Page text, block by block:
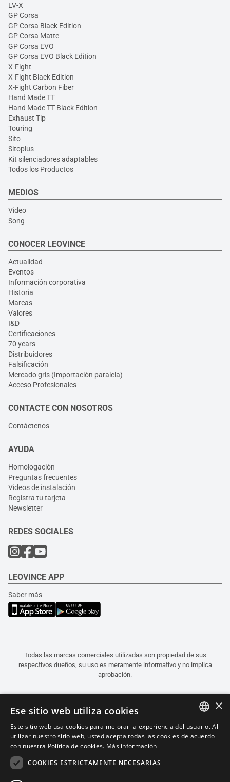
LV-X
GP Corsa
GP Corsa Black Edition
GP Corsa Matte
GP Corsa EVO
GP Corsa EVO Black Edition
X-Fight
X-Fight Black Edition
X-Fight Carbon Fiber
Hand Made TT
Hand Made TT Black Edition
Exhaust Tip
Touring
Sito
Sitoplus
Kit silenciadores adaptables
Todos los Productos
MEDIOS
Video
Song
CONOCER LEOVINCE
Actualidad
Eventos
Información corporativa
Historia
Marcas
Valores
I&D
Certificaciones
70 years
Distribuidores
Falsificación
Mercado gris (Importación paralela)
Acceso Profesionales
CONTACTE CON NOSOTROS
Contáctenos
AYUDA
Homologación
Preguntas frecuentes
Videos de instalación
Registra tu tarjeta
Newsletter
REDES SOCIALES
LEOVINCE APP
Saber más
Todas las marcas comerciales utilizadas son propiedad de sus
respectivos dueños, su uso es meramente informativo y no implica
aprobación.
ITALIAN
×
Ese sitio web utiliza cookies
Este sitio web usa cookies para mejorar la experiencia del usuario. Al
utilizar nuestro sitio web, usted acepta todas las cookies de acuerdo
con nuestra Política de cookies. Más información
COOKIES ESTRICTAMENTE NECESARIAS